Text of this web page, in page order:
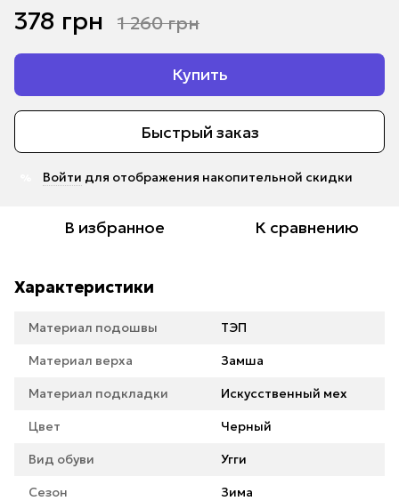
378 грн 1 260 грн
Купить
Быстрый заказ
Войти для отображения накопительной скидки
В избранное К сравнению
Характеристики
Материал подошвы ТЭП
Материал верха Замша
Материал подкладки Искусственный мех
Цвет Черный
Вид обуви Угги
Сезон Зима